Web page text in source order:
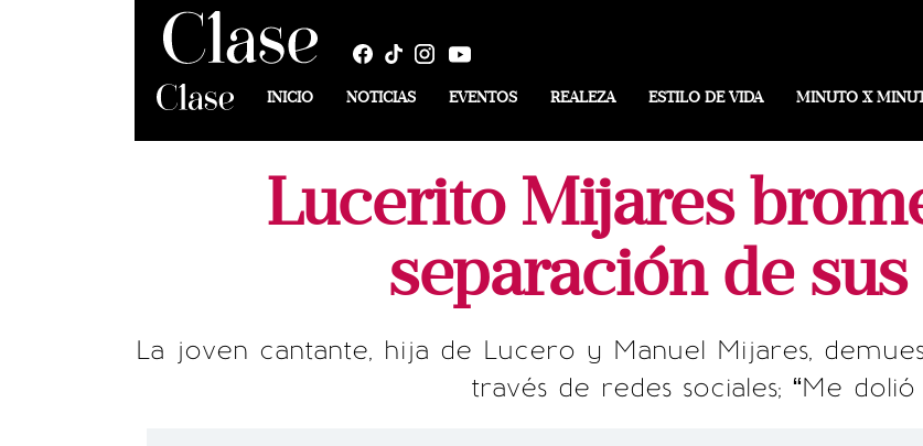
INICIO NOTICIAS EVENTOS REALEZA ESTILO DE VIDA MINUTO X
Lucerito Mijares
separación de
La joven cantante, hija de Lucero y Manuel Mijares,
través de redes sociales; “Me